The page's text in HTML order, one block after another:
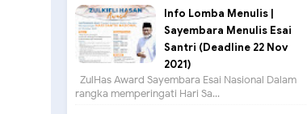
Info Lomba Menulis |
Sayembara Menulis Esai
Santri (Deadline 22 Nov
2021)
ZulHas Award Sayembara Esai Nasional Dalam
rangka memperingati Hari Sa...